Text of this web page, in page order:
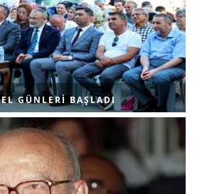
GÜNLERI BAŞLADI